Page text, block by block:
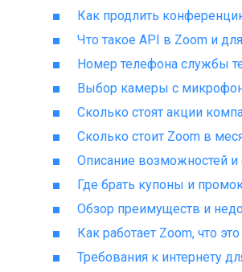
Как продлить
Что такое API в Zoom и
Номер телефона службы
Выбор камеры с
Сколько стоят акции
Сколько стоит Zoom в
Описание возможностей
Где брать купоны и
Обзор преимуществ и
Как работает Zoom, что
Требования к интернету